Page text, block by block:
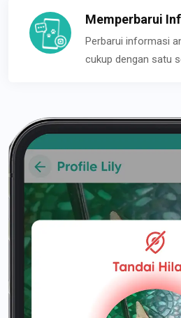
Memperbarui
Perbarui informasi
cukup dengan satu